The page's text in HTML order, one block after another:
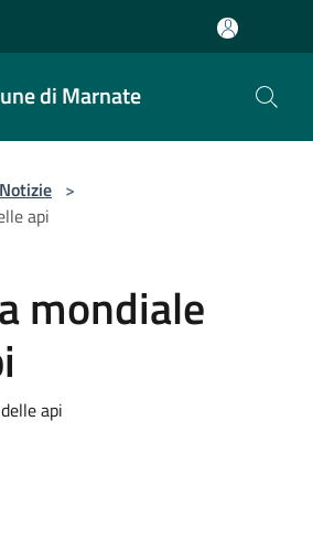
di Marnate
Notizie >
api
mondiale
api